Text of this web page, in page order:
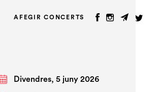
AFEGIR CONCERTS
Divendres, 5 juny 2026